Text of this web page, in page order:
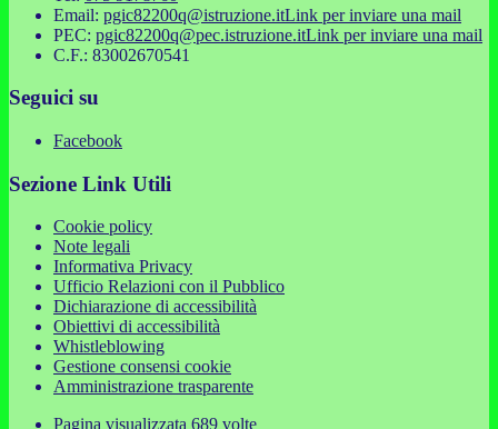
Email: pgic82200q@istruzione.itLink per inviare una mail
PEC: pgic82200q@pec.istruzione.itLink per inviare una mail
C.F.: 83002670541
Seguici su
Facebook
Sezione Link Utili
Cookie policy
Note legali
Informativa Privacy
Ufficio Relazioni con il Pubblico
Dichiarazione di accessibilità
Obiettivi di accessibilità
Whistleblowing
Gestione consensi cookie
Amministrazione trasparente
Pagina visualizzata 689 volte